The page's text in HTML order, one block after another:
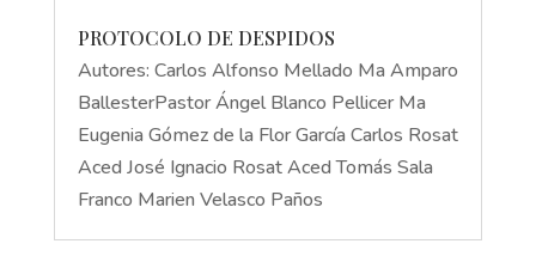
PROTOCOLO DE DESPIDOS
Autores: Carlos Alfonso Mellado Ma Amparo
BallesterPastor Ángel Blanco Pellicer Ma
Eugenia Gómez de la Flor García Carlos Rosat
Aced José Ignacio Rosat Aced Tomás Sala
Franco Marien Velasco Paños